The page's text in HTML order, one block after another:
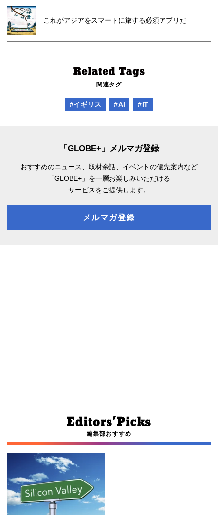
これがアジアをスマートに旅する必須アプリだ
関連タグ
#イギリス #AI #IT
「GLOBE+」メルマガ登録
おすすめのニュース、取材余話、 イベントの優先案内など
「GLOBE+」を一層お楽しみいただける
サービスをご提供します。
メルマガ登録
編集部おすすめ